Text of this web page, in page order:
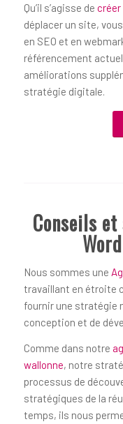
Qu’il s’agisse de créer
déplacer un site,
en SEO et en
référencement
améliorations
stratégie digitale.
Conseils
Nous sommes une
travaillant en étroite
fournir une stratégie
conception et de
Comme dans notre
wallonne, notre
processus de
stratégiques de la
temps, ils nous